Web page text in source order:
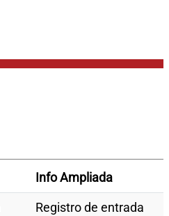
Info Ampliada
Registro de entrada